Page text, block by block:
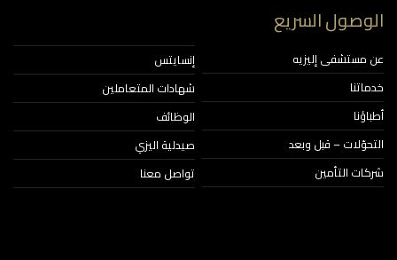
السريع
إليزيه
– قبل وبعد
التأمين
إنسايتس
شهادات المتعاملين
الوظائف
صيدلية اليزي
تواصل معنا